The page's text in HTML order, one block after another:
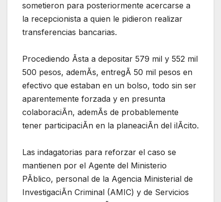
sometieron para posteriormente acercarse a
la recepcionista a quien le pidieron realizar
transferencias bancarias.
Procediendo Ãsta a depositar 579 mil y 552 mil
500 pesos, ademÃs, entregÃ 50 mil pesos en
efectivo que estaban en un bolso, todo sin ser
aparentemente forzada y en presunta
colaboraciÃn, ademÃs de probablemente
tener participaciÃn en la planeaciÃn del ilÃcito.
Las indagatorias para reforzar el caso se
mantienen por el Agente del Ministerio
PÃblico, personal de la Agencia Ministerial de
InvestigaciÃn Criminal (AMIC) y de Servicios